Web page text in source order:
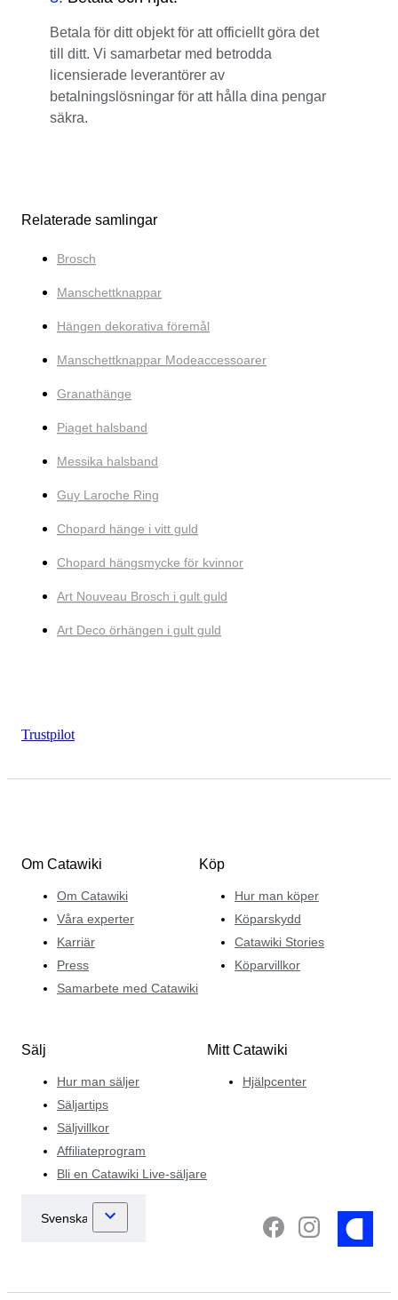
Betala för ditt objekt för att officiellt göra det
till ditt. Vi samarbetar med betrodda
licensierade leverantörer av
betalningslösningar för att hålla dina pengar
säkra.
Relaterade samlingar
Brosch
Manschettknappar
Hängen dekorativa föremål
Manschettknappar Modeaccessoarer
Granathänge
Piaget halsband
Messika halsband
Guy Laroche Ring
Chopard hänge i vitt guld
Chopard hängsmycke för kvinnor
Art Nouveau Brosch i gult guld
Art Deco örhängen i gult guld
Trustpilot
Om Catawiki
Om Catawiki
Våra experter
Karriär
Press
Samarbete med Catawiki
Köp
Hur man köper
Köparskydd
Catawiki Stories
Köparvillkor
Sälj
Hur man säljer
Säljartips
Säljvillkor
Affiliateprogram
Bli en Catawiki Live-säljare
Mitt Catawiki
Hjälpcenter